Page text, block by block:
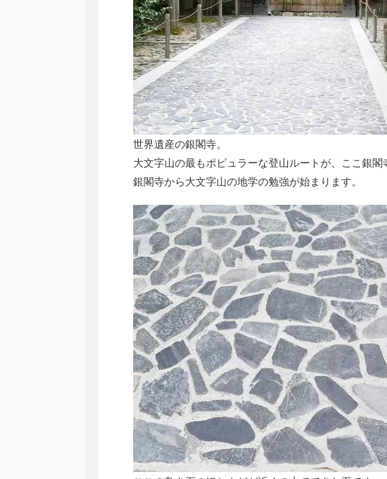
世界遺産の銀閣寺。
大文字山の最もポピュラーな登山ルートが、ここ銀閣
銀閣寺から大文字山の地学の勉強が始まります。